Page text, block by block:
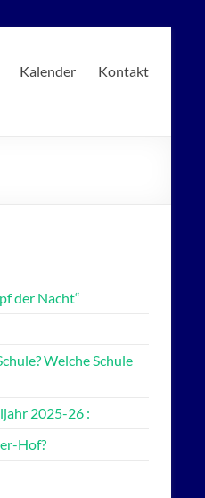
Kalender Kontakt
der Nacht“
Welche Schule
2025-26 :
Hof?